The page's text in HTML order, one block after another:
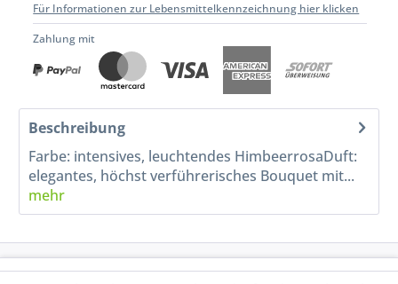
Für Informationen zur Lebensmittelkennzeichnung hier klicken
Zahlung mit
Beschreibung
Farbe: intensives, leuchtendes HimbeerrosaDuft:
elegantes, höchst verführerisches Bouquet mit...
mehr